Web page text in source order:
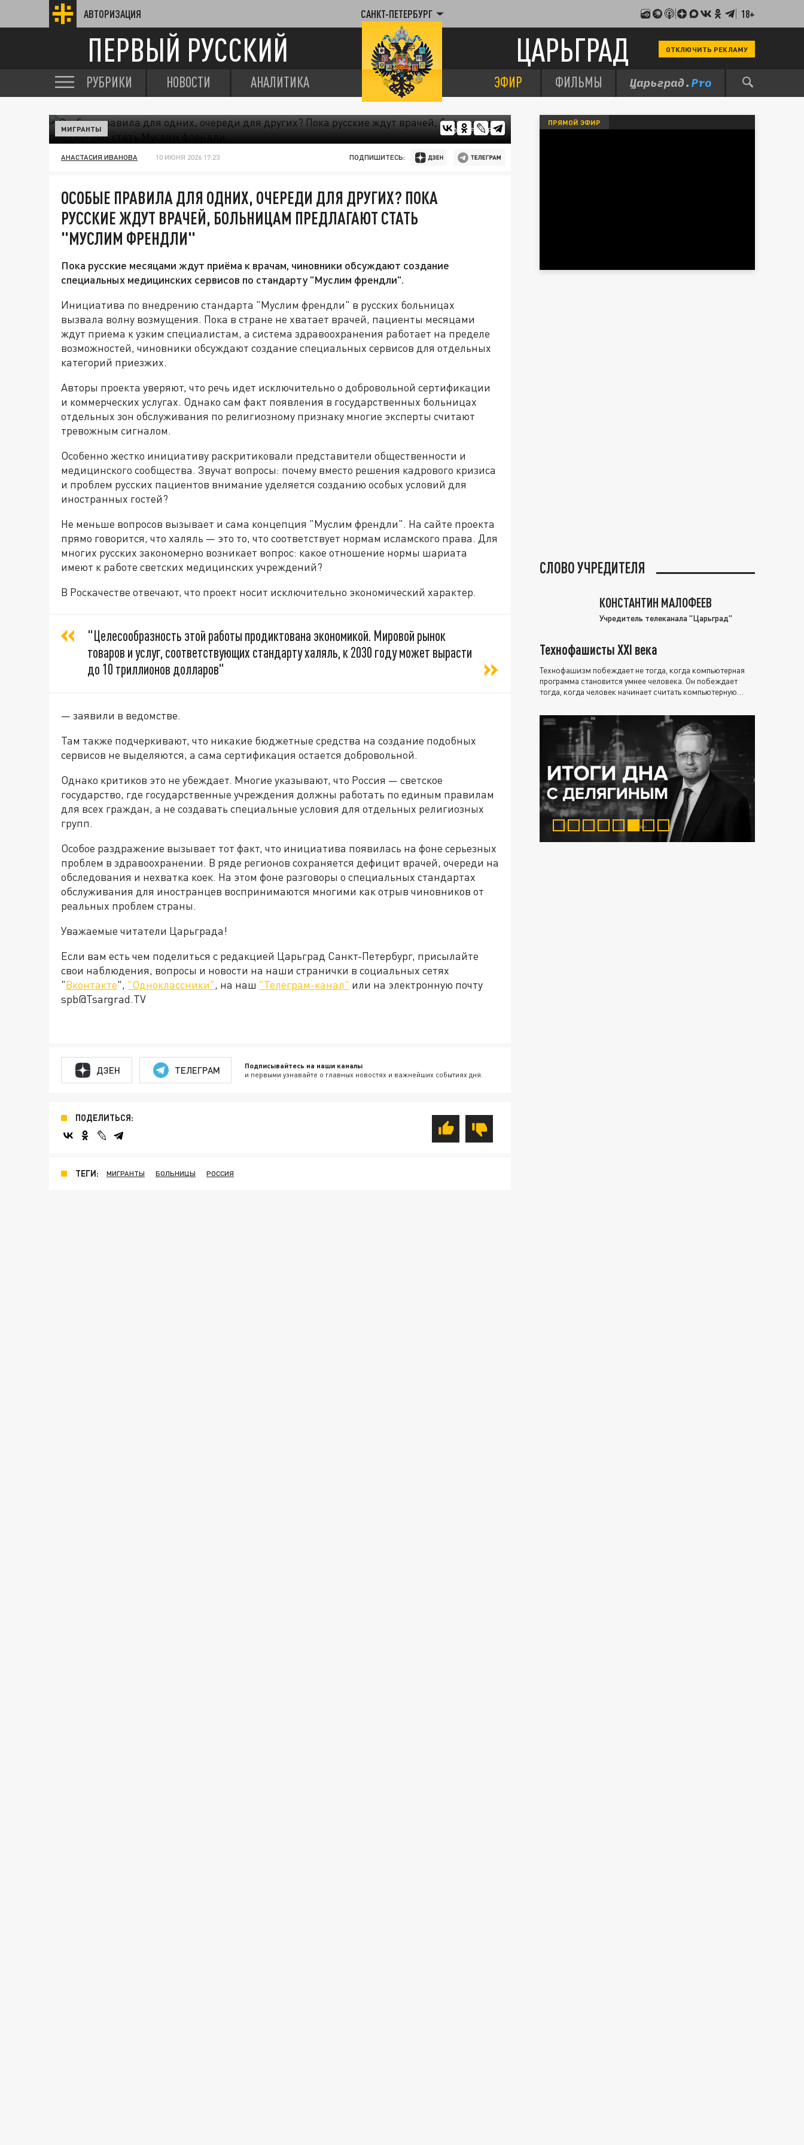
АВТОРИЗАЦИЯ САНКТ-ПЕТЕРБУРГ 18+
ПЕРВЫЙ РУССКИЙ ЦАРЬГРАД ОТКЛЮЧИТЬ РЕКЛАМУ
РУБРИКИ НОВОСТИ АНАЛИТИКА ЭФИР ФИЛЬМЫ
ФОТО: FREEPIK
МИГРАНТЫ
АНАСТАСИЯ ИВАНОВА 10 ИЮНЯ 2026 17:23 ПОДПИШИТЕСЬ:
ОСОБЫЕ ПРАВИЛА ДЛЯ ОДНИХ, ОЧЕРЕДИ ДЛЯ ДРУГИХ? ПОКА
РУССКИЕ ЖДУТ ВРАЧЕЙ, БОЛЬНИЦАМ ПРЕДЛАГАЮТ СТАТЬ
"МУСЛИМ ФРЕНДЛИ"
Пока русские месяцами ждут приёма к врачам, чиновники обсуждают создание
специальных медицинских сервисов по стандарту "Муслим френдли".
Инициатива по внедрению стандарта "Муслим френдли" в русских больницах
вызвала волну возмущения. Пока в стране не хватает врачей, пациенты месяцами
ждут приема к узким специалистам, а система здравоохранения работает на пределе
возможностей, чиновники обсуждают создание специальных сервисов для отдельных
категорий приезжих.
Авторы проекта уверяют, что речь идет исключительно о добровольной сертификации
и коммерческих услугах. Однако сам факт появления в государственных больницах
отдельных зон обслуживания по религиозному признаку многие эксперты считают
тревожным сигналом.
Особенно жестко инициативу раскритиковали представители общественности и
медицинского сообщества. Звучат вопросы: почему вместо решения кадрового кризиса
и проблем русских пациентов внимание уделяется созданию особых условий для
иностранных гостей?
Не меньше вопросов вызывает и сама концепция "Муслим френдли". На сайте проекта
прямо говорится, что халяль — это то, что соответствует нормам исламского права. Для
многих русских закономерно возникает вопрос: какое отношение нормы шариата
имеют к работе светских медицинских учреждений?
В Роскачестве отвечают, что проект носит исключительно экономический характер.
"Целесообразность этой работы продиктована экономикой. Мировой рынок
товаров и услуг, соответствующих стандарту халяль, к 2030 году может вырасти
до 10 триллионов долларов"
— заявили в ведомстве.
Там также подчеркивают, что никакие бюджетные средства на создание подобных
сервисов не выделяются, а сама сертификация остается добровольной.
Однако критиков это не убеждает. Многие указывают, что Россия — светское
государство, где государственные учреждения должны работать по единым правилам
для всех граждан, а не создавать специальные условия для отдельных религиозных
групп.
Особое раздражение вызывает тот факт, что инициатива появилась на фоне серьезных
проблем в здравоохранении. В ряде регионов сохраняется дефицит врачей, очереди на
обследования и нехватка коек. На этом фоне разговоры о специальных стандартах
обслуживания для иностранцев воспринимаются многими как отрыв чиновников от
реальных проблем страны.
Уважаемые читатели Царьграда!
Если вам есть чем поделиться с редакцией Царьград Санкт-Петербург, присылайте
свои наблюдения, вопросы и новости на наши странички в социальных сетях
"Вконтакте", "Одноклассники", на наш "Телеграм-канал" или на электронную почту
spb@Tsargrad.TV
ДЗЕН ТЕЛЕГРАМ Подписывайтесь на наши каналы
и первыми узнавайте о главных новостях и важнейших событиях дня.
ПОДЕЛИТЬСЯ:
ТЕГИ: МИГРАНТЫ БОЛЬНИЦЫ РОССИЯ
ПРЯМОЙ ЭФИР
СЛОВО УЧРЕДИТЕЛЯ
КОНСТАНТИН МАЛОФЕЕВ
Учредитель телеканала "Царьград"
Технофашисты XXI века
Технофашизм побеждает не тогда, когда компьютерная
программа становится умнее человека. Он побеждает
тогда, когда человек начинает считать компьютерную